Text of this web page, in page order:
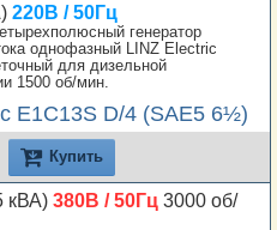
220В / 50Гц
генератор
однофазный LINZ Electric
для дизельной
1500 об/мин.
E1C13S D/4 (SAE5 6½)
Купить
кВА) 380В / 50Гц 3000 об/